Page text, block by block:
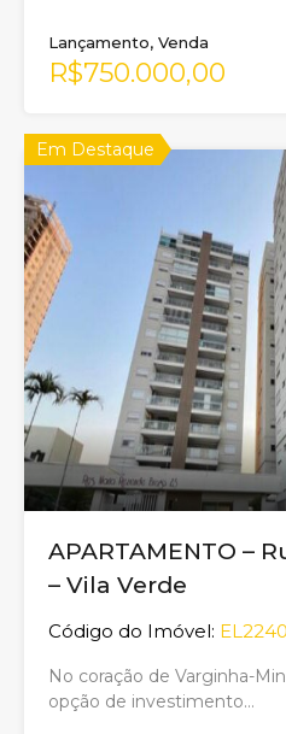
Lançamento, Venda
R$750.000,00
Em Destaque
APARTAMENTO –
– Vila Verde
Código do Imóvel:
No coração de Varginha-
opção de investimento…